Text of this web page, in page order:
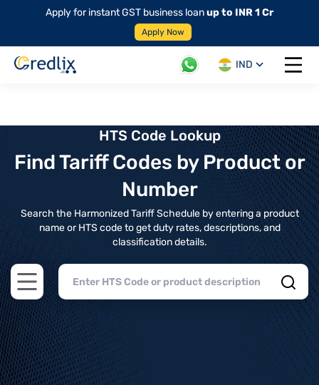
Apply for instant GST business loanup to INR 1 Cr
Apply Now
IND
Open
HTS Code Lookup
Find Tariff Codes by Product or
Number
Search the Harmonized Tariff Schedule by entering a product
name or HTS code to get duty rates, descriptions, and
classification details.
Open main menu